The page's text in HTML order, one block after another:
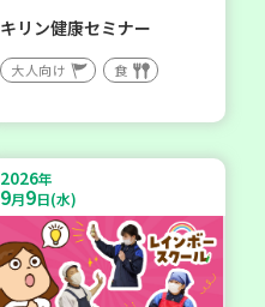
キリン健康セミナー
大人向け 食
2026年
9月9日(水)